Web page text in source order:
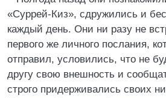
«Суррей-Киз», сдружились и
каждый день. Они ни разу не
первого же личного послания,
отправил, условились, что не
другу свою внешность и
строго придерживались своих